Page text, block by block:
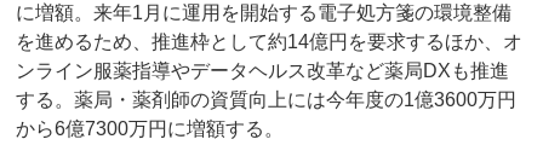
に増額。来年1月に運用を開始する電子処方箋の環境整備
を進めるため、推進枠として約14億円を要求するほか、オ
ンライン服薬指導やデータヘルス改革など薬局DXも推進
する。薬局・薬剤師の資質向上には今年度の1億3600万円
から6億7300万円に増額する。